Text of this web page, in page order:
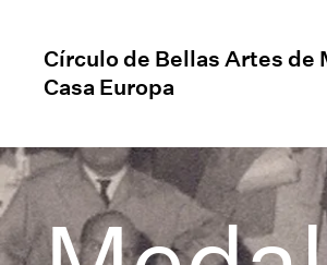
Círculo de Bellas Artes de
Casa Europa